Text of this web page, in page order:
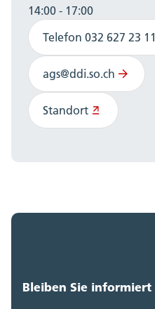
14:00 - 17:00
Telefon 032 627 23 11
ags@ddi.so.ch
Standort
Bleiben Sie informiert